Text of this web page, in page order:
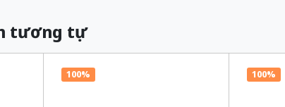
tương tự
100% 100%